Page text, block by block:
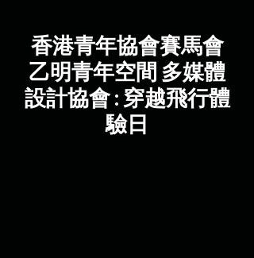
香港青年協會賽馬會
乙明青年空間 多媒體
設計協會 : 穿越飛行體
驗日